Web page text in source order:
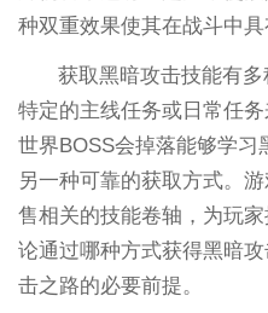
种双重效果使其在战斗中具
获取黑暗攻击技能有
特定的主线任务或日常任
世界BOSS会掉落能够学习
另一种可靠的获取方式。
售相关的技能卷轴，为玩
论通过哪种方式获得黑暗
击之路的必要前提。